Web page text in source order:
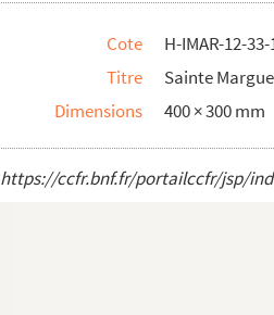
Cote
H-IMAR-12-
Titre
Sainte
Dimensions
400 × 300 mm
https://ccfr.bnf.fr/portailccfr/jsp/